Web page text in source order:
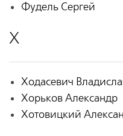
Фудель Сергей
Х
Ходасевич
Хорьков Александр
Хотовицкий